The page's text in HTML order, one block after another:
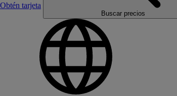
Obtén tarjeta
Buscar precios